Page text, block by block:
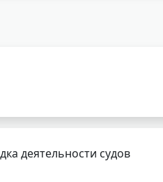
деятельности судов